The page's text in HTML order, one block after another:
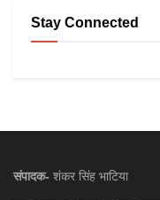
Stay Connected
संपादक- शंकर सिंह भाटिया